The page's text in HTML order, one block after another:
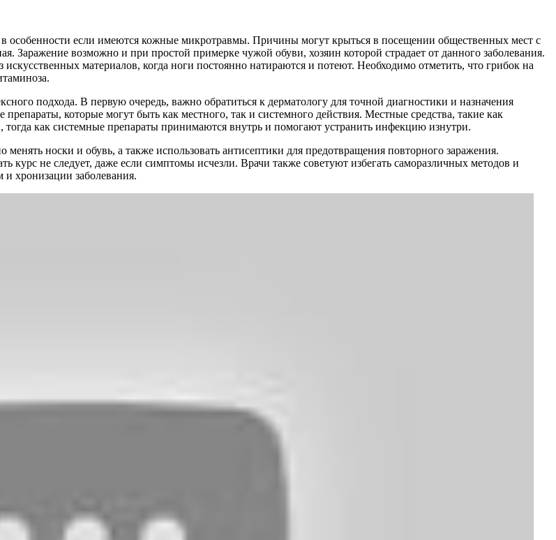
особенности если имеются кожные микротравмы. Причины могут крыться в посещении общественных мест с
возможно и при простой примерке чужой обуви, хозяин которой страдает от данного заболевания.
материалов, когда ноги постоянно натираются и потеют. Необходимо отметить, что грибок на
подхода. В первую очередь, важно обратиться к дерматологу для точной диагностики и назначения
которые могут быть как местного, так и системного действия. Местные средства, такие как
как системные препараты принимаются внутрь и помогают устранить инфекцию изнутри.
носки и обувь, а также использовать антисептики для предотвращения повторного заражения.
курс не следует, даже если симптомы исчезли. Врачи также советуют избегать саморазличных методов и
и хронизации заболевания.